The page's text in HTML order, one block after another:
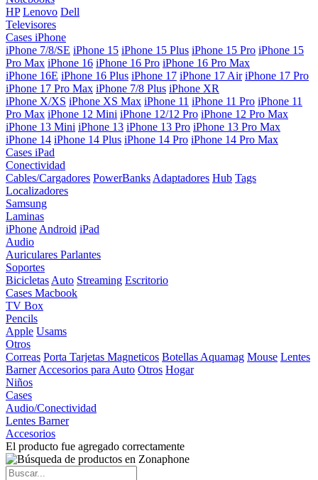
HP Lenovo Dell
Televisores
Cases iPhone
iPhone 7/8/SE iPhone 15 iPhone 15 Plus iPhone 15 Pro iPhone 15
Pro Max iPhone 16 iPhone 16 Pro iPhone 16 Pro Max
iPhone 16E iPhone 16 Plus iPhone 17 iPhone 17 Air iPhone 17 Pro
iPhone 17 Pro Max iPhone 7/8 Plus iPhone XR
iPhone X/XS iPhone XS Max iPhone 11 iPhone 11 Pro iPhone 11
Pro Max iPhone 12 Mini iPhone 12/12 Pro iPhone 12 Pro Max
iPhone 13 Mini iPhone 13 iPhone 13 Pro iPhone 13 Pro Max
iPhone 14 iPhone 14 Plus iPhone 14 Pro iPhone 14 Pro Max
Cases iPad
Conectividad
Cables/Cargadores PowerBanks Adaptadores Hub Tags
Localizadores
Samsung
Laminas
iPhone Android iPad
Audio
Auriculares Parlantes
Soportes
Bicicletas Auto Streaming Escritorio
Cases Macbook
TV Box
Pencils
Apple Usams
Otros
Correas Porta Tarjetas Magneticos Botellas Aquamag Mouse Lentes
Barner Accesorios para Auto Otros Hogar
Niños
Cases
Audio/Conectividad
Lentes Barner
Accesorios
El producto fue agregado correctamente